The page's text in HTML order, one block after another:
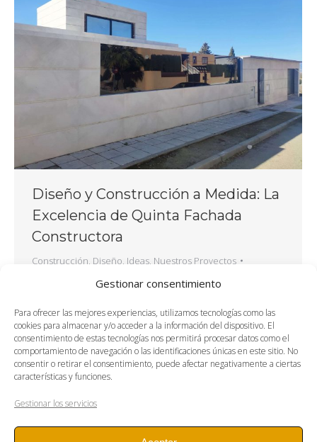
Gestionar consentimiento
Para ofrecer las mejores experiencias, utilizamos tecnologías como las
cookies para almacenar y/o acceder a la información del dispositivo. El
consentimiento de estas tecnologías nos permitirá procesar datos como el
comportamiento de navegación o las identificaciones únicas en este sitio. No
consentir o retirar el consentimiento, puede afectar negativamente a ciertas
características y funciones.
Gestionar los servicios
Diseño y Construcción a Medida: La
Excelencia de Quinta Fachada
Constructora
Construcción, Diseño, Ideas, Nuestros Proyectos
único, y cada cliente merece una solución
adaptada a sus necesidades, gustos y estilo de
vida. En Quinta Fachada Constructora, nos
especializamos en diseño y construcción a
medida, transformando ideas en realidades
arquitectónicas de alto nivel. Ya sea que estés